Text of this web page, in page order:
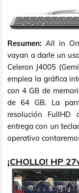
Resumen: All in
vayan a darle un
Celeron J4005
emplea la gráfica
con 4 GB de
de 64 GB. La
resolución FullHD
entrega con un
operativo
¡CHOLLO! HP